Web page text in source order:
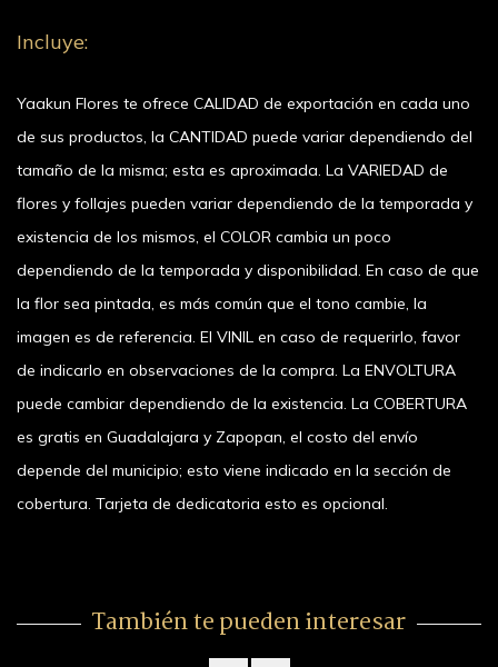
Incluye:
Yaakun Flores te ofrece CALIDAD de exportación en cada uno
de sus productos, la CANTIDAD puede variar dependiendo del
tamaño de la misma; esta es aproximada. La VARIEDAD de
flores y follajes pueden variar dependiendo de la temporada y
existencia de los mismos, el COLOR cambia un poco
dependiendo de la temporada y disponibilidad. En caso de que
la flor sea pintada, es más común que el tono cambie, la
imagen es de referencia. El VINIL en caso de requerirlo, favor
de indicarlo en observaciones de la compra. La ENVOLTURA
puede cambiar dependiendo de la existencia. La COBERTURA
es gratis en Guadalajara y Zapopan, el costo del envío
depende del municipio; esto viene indicado en la sección de
cobertura. Tarjeta de dedicatoria esto es opcional.
También te pueden interesar